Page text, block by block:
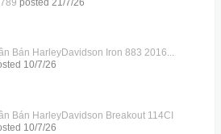
Bán HarleyDavidson Iron 883 2016...
10/7/26
Bán HarleyDavidson Breakout 114CI
10/7/26